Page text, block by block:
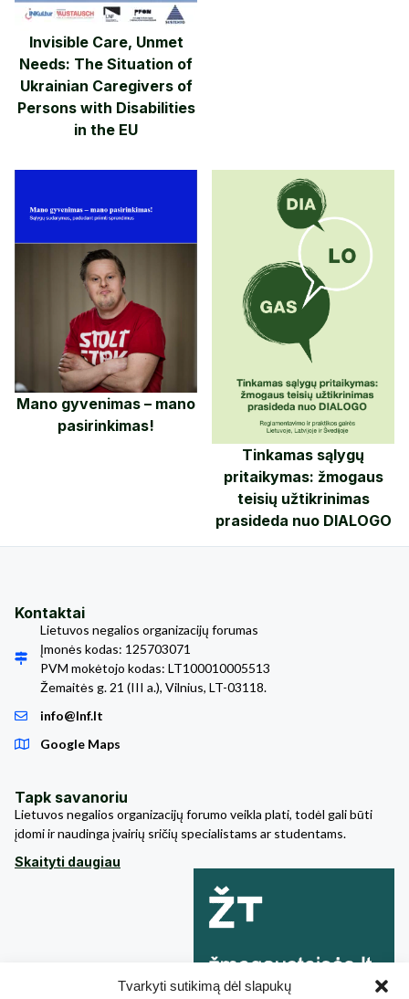
Tvarkyti sutikimą dėl slapukų
Invisible Care, Unmet
Needs: The Situation of
Ukrainian Caregivers of
Persons with Disabilities
in the EU
Mano gyvenimas – mano
pasirinkimas!
Tinkamas sąlygų
pritaikymas: žmogaus
teisių užtikrinimas
prasideda nuo DIALOGO
Kontaktai
Lietuvos negalios organizacijų forumas
Įmonės kodas: 125703071
PVM mokėtojo kodas: LT100010005513
Žemaitės g. 21 (III a.), Vilnius, LT-03118.
info@lnf.lt
Google Maps
Tapk savanoriu
Lietuvos negalios organizacijų forumo veikla plati, todėl gali būti
įdomi ir naudinga įvairių sričių specialistams ar studentams.
Skaityti daugiau